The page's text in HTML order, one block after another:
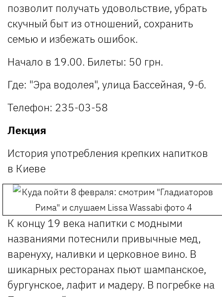
позволит получать удовольствие, убрать
скучный быт из отношений, сохранить
семью и избежать ошибок.
Начало в 19.00. Билеты: 50 грн.
Где: "Эра водолея", улица Бассейная, 9-б.
Телефон: 235-03-58
Лекция
История употребления крепких напитков
в Киеве
К концу 19 века напитки с модными
названиями потеснили привычные мед,
варенуху, наливки и церковное вино. В
шикарных ресторанах пьют шампанское,
бургунское, лафит и мадеру. В погребке на